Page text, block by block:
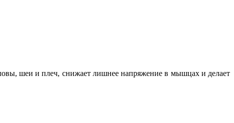
шеи и плеч, снижает лишнее напряжение в мышцах и делает